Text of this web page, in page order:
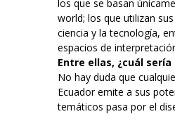
los que se basan
world; los que utilizan
ciencia y la tecnología,
espacios de
Entre ellas, ¿cuál
No hay duda que
Ecuador emite a sus
temáticos pasa por el